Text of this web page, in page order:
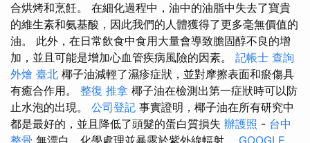
合烘烤和烹飪。 在細化過程中，油中的油脂中失去了寶貴
的維生素和氨基酸，因此我們的人體獲得了更多毫無價值的
油。 此外，在日常飲食中食用大量會導致膽固醇不良的增
加，並且可能是增加心血管疾病風險的因素。 記帳士 查詢
外燴 臺北 椰子油減輕了濕疹症狀，並對摩擦表面和瘀傷具
有癒合作用。 整復 推拿 椰子油在檢測出第一症狀時可以防
止水泡的出現。 公司登記 事實證明，椰子油在所有研究中
都是最好的，並且降低了頭髮的蛋白質損失 辦護照 - 台中
整骨 無漂白，化學處理並暴露於紫外線輻射。 GOOGLE